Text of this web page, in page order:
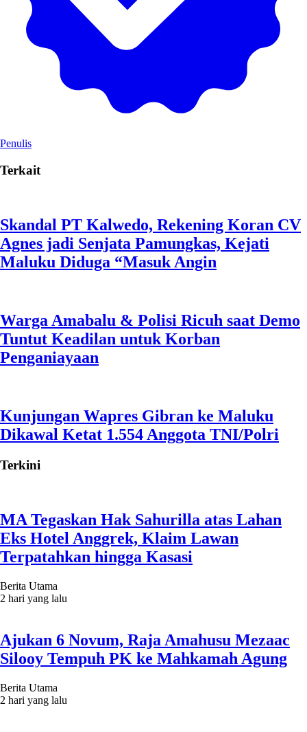
Penulis
Terkait
Skandal PT Kalwedo, Rekening Koran CV
Agnes jadi Senjata Pamungkas, Kejati
Maluku Diduga “Masuk Angin
Warga Amabalu & Polisi Ricuh saat Demo
Tuntut Keadilan untuk Korban
Penganiayaan
Kunjungan Wapres Gibran ke Maluku
Dikawal Ketat 1.554 Anggota TNI/Polri
Terkini
MA Tegaskan Hak Sahurilla atas Lahan
Eks Hotel Anggrek, Klaim Lawan
Terpatahkan hingga Kasasi
Berita Utama
2 hari yang lalu
Ajukan 6 Novum, Raja Amahusu Mezaac
Silooy Tempuh PK ke Mahkamah Agung
Berita Utama
2 hari yang lalu